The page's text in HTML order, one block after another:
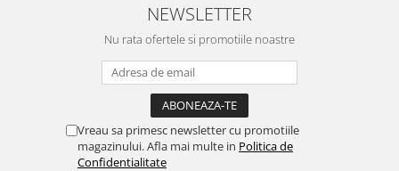
NEWSLETTER
Nu rata ofertele si promotiile noastre
Vreau sa primesc newsletter cu promotiile
magazinului. Afla mai multe in Politica de
Confidentialitate